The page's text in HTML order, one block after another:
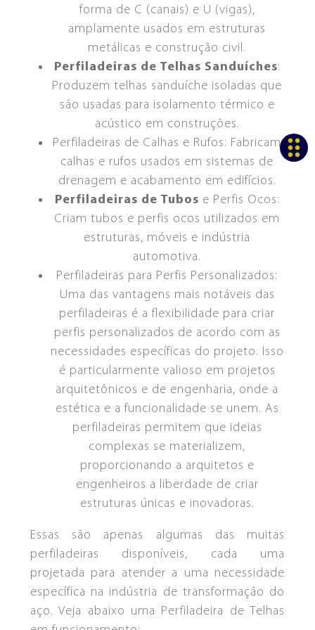
CONJUNTO DE REBOBINAMENTO
ESQUADROS®
OPÇÕES DE FINANCIAMENTO FEIRAS E EVENTOS
forma de C (canais) e U (vigas),
amplamente usados em estruturas
metálicas e construção civil.
Perfiladeiras de Telhas Sanduíches:
Produzem telhas sanduíche isoladas que
são usadas para isolamento térmico e
acústico em construções.
Perfiladeiras de Calhas e Rufos: Fabricam
calhas e rufos usados em sistemas de
drenagem e acabamento em edifícios.
Perfiladeiras de Tubos e Perfis Ocos:
Criam tubos e perfis ocos utilizados em
estruturas, móveis e indústria
automotiva.
Perfiladeiras para Perfis Personalizados:
Uma das vantagens mais notáveis das
perfiladeiras é a flexibilidade para criar
perfis personalizados de acordo com as
necessidades específicas do projeto. Isso
é particularmente valioso em projetos
arquitetônicos e de engenharia, onde a
estética e a funcionalidade se unem. As
perfiladeiras permitem que ideias
complexas se materializem,
proporcionando a arquitetos e
engenheiros a liberdade de criar
estruturas únicas e inovadoras.
Essas são apenas algumas das muitas
perfiladeiras disponíveis, cada uma
projetada para atender a uma necessidade
específica na indústria de transformação do
aço. Veja abaixo uma Perfiladeira de Telhas